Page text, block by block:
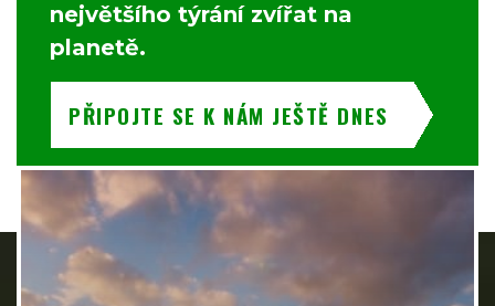
největšího týrání zvířat na
planetě.
PŘIPOJTE SE K NÁM JEŠTĚ DNES